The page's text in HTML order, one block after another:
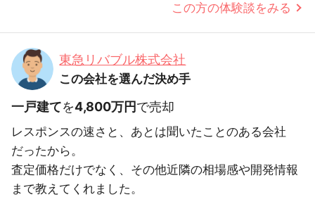
この方の体験談をみる
東急リバブル株式会社
この会社を選んだ決め手
一戸建てを4,800万円で売却
レスポンスの速さと、あとは聞いたことのある会社
だったから。
査定価格だけでなく、その他近隣の相場感や開発情報
まで教えてくれました。